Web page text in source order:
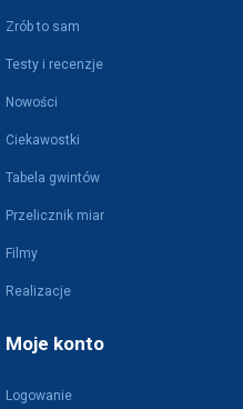
Zrób to sam
Testy i recenzje
Nowości
Ciekawostki
Tabela gwintów
Przelicznik miar
Filmy
Realizacje
Moje konto
Logowanie